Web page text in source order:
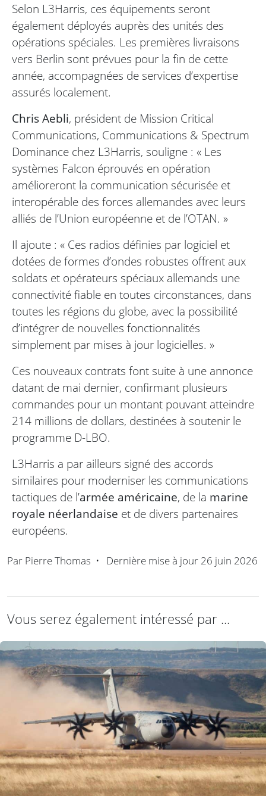
Selon L3Harris, ces équipements seront
également déployés auprès des unités des
opérations spéciales. Les premières livraisons
vers Berlin sont prévues pour la fin de cette
année, accompagnées de services d’expertise
assurés localement.
Chris Aebli, président de Mission Critical
Communications, Communications & Spectrum
Dominance chez L3Harris, souligne : « Les
systèmes Falcon éprouvés en opération
amélioreront la communication sécurisée et
interopérable des forces allemandes avec leurs
alliés de l’Union européenne et de l’OTAN. »
Il ajoute : « Ces radios définies par logiciel et
dotées de formes d’ondes robustes offrent aux
soldats et opérateurs spéciaux allemands une
connectivité fiable en toutes circonstances, dans
toutes les régions du globe, avec la possibilité
d’intégrer de nouvelles fonctionnalités
simplement par mises à jour logicielles. »
Ces nouveaux contrats font suite à une annonce
datant de mai dernier, confirmant plusieurs
commandes pour un montant pouvant atteindre
214 millions de dollars, destinées à soutenir le
programme D-LBO.
L3Harris a par ailleurs signé des accords
similaires pour moderniser les communications
tactiques de l’armée américaine, de la marine
royale néerlandaise et de divers partenaires
européens.
Par Pierre Thomas • Dernière mise à jour 26 juin 2026
Vous serez également intéressé par ...